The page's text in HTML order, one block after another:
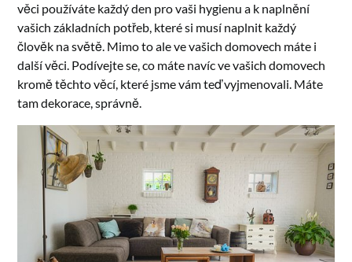
věci používáte každý den pro vaši hygienu a k naplnění
vašich základních potřeb, které si musí naplnit každý
člověk na světě. Mimo to ale ve vašich domovech máte i
další věci. Podívejte se, co máte navíc ve vašich domovech
kromě těchto věcí, které jsme vám teď vyjmenovali. Máte
tam dekorace, správně.